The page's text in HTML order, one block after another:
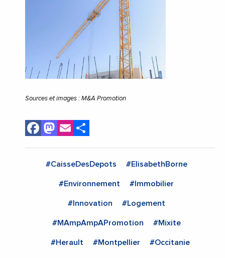
Sources et images : M&A Promotion
Facebook
Mastodon
Email
#CaisseDesDepots #ElisabethBorne
#Environnement #Immobilier
#Innovation #Logement
#MAmpAmpAPromotion #Mixite
#Herault #Montpellier #Occitanie